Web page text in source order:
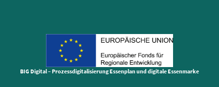
BIG Digital – Prozessdigitalisierung Essenplan und digitale Essenmarke